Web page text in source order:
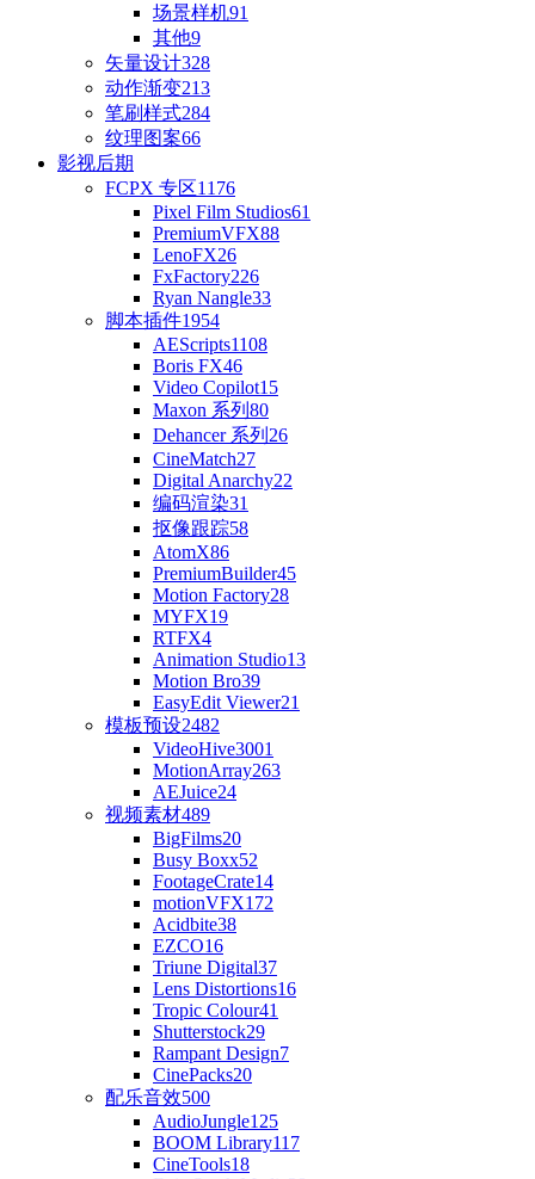
场景样机91
其他9
矢量设计328
动作渐变213
笔刷样式284
纹理图案66
影视后期
FCPX 专区1176
Pixel Film Studios61
PremiumVFX88
LenoFX26
FxFactory226
Ryan Nangle33
脚本插件1954
AEScripts1108
Boris FX46
Video Copilot15
Maxon 系列 80
Dehancer 系列 26
CineMatch27
Digital Anarchy22
编码渲染31
抠像跟踪58
AtomX86
PremiumBuilder45
Motion Factory28
MYFX19
RTFX4
Animation Studio13
Motion Bro39
EasyEdit Viewer21
模板预设2482
VideoHive3001
MotionArray263
AEJuice24
视频素材489
BigFilms20
Busy Boxx52
FootageCrate14
motionVFX172
Acidbite38
EZCO16
Triune Digital37
Lens Distortions16
Tropic Colour41
Shutterstock29
Rampant Design7
CinePacks20
配乐音效500
AudioJungle125
BOOM Library117
CineTools18